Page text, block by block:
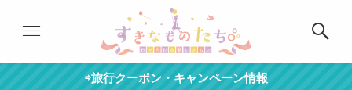
⇨旅行クーポン・キャンペーン情報